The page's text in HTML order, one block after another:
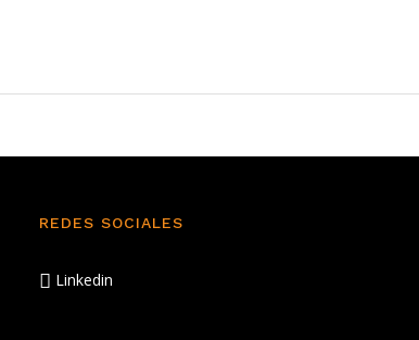
REDES SOCIALES
Linkedin